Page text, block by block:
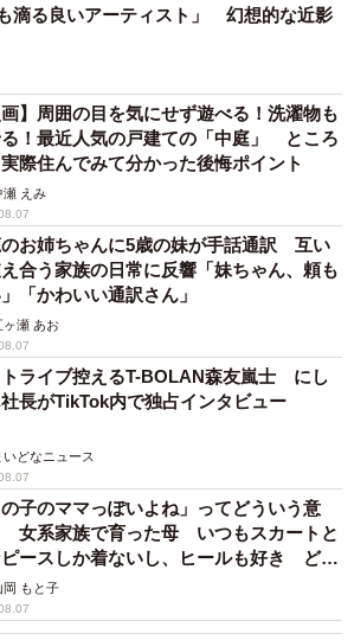
滴る良いアーティスト」 幻想的な近影
画】周囲の目を気にせず遊べる！洗濯物も
！最近人気の戸建ての「中庭」 ところ
際住んでみて分かった後悔ポイント
瀬 えみ
お姉ちゃんに5歳の妹が手話通訳 互い
合う家族の日常に反響「妹ちゃん、頼も
「かわいい通訳さん」
ヶ瀬 あお
ライブ控えるT-BOLAN森友嵐士 にし
長がTikTok内で独占インタビュー
いどなニュース
の子のママっぽいよね」ってどういう意
女系家族で育った母 いつもスカートと
ピースしか着ないし、ヒールも好き どの
…
岡 もと子